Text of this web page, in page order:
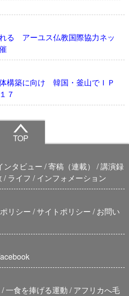
る アーユス仏教国際協力ネッ
構築に向け 韓国・釜山でＩＰ
７
TOP
ンタビュー 寄稿（連載）
講演録
ライフ
インフォメーション
リシー サイトポリシー
お問い
一食を捧げる運動 アフリカへ毛